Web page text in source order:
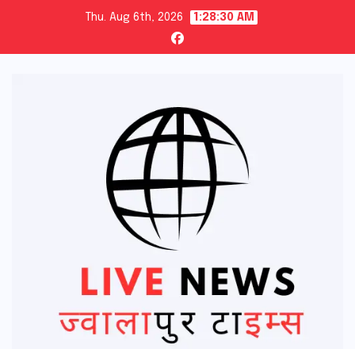
content
Thu. Aug 6th, 2026 1:28:31 AM